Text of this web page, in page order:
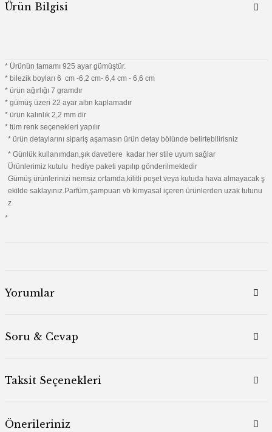
Ürün Bilgisi
* Ürünün tamamı 925 ayar gümüştür.
* bilezik boyları 6 cm -6,2 cm- 6,4 cm - 6,6 cm
* ürün ağırlığı 7 gramdır
* gümüş üzeri 22 ayar altın kaplamadır
* ürün kalınlık 2,2 mm dir
* tüm renk seçenekleri yapılır
* ürün detaylarını sipariş aşamasın ürün detay bölünde belirtebilirisniz
* Günlük kullanımdan,şık davetlere kadar her stile uyum sağlar
Ürünlerimiz kutulu hediye paketi yapılıp gönderilmektedir
Gümüş ürünlerinizi nemsiz ortamda,kilitli poşet veya kutuda hava almayacak ş
ekilde saklayınız.Parfüm,şampuan vb kimyasal içeren ürünlerden uzak tutunu
z
*
Yorumlar
Soru & Cevap
Taksit Seçenekleri
Önerileriniz